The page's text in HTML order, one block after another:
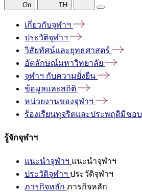
On TH
เกี่ยวกับจุฬาฯ
ประวัติจุฬาฯ
วิสัยทัศน์และยุทธศาสตร์
อัตลักษณ์มหาวิทยาลัย
จุฬาฯ กับความยั่งยืน
ข้อมูลและสถิติ
หน่วยงานของจุฬาฯ
ร้องเรียนทุจริตและประพฤติมิชอบ
รู้จักจุฬาฯ
แนะนำจุฬาฯ แนะนำจุฬาฯ
ประวัติจุฬาฯ ประวัติจุฬาฯ
ภารกิจหลัก ภารกิจหลัก